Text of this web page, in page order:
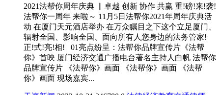
2021法帮你周年庆典 ▏卓越 创新 协作 共赢 重!磅!来!袭!
法帮你一周年 来啦～ 11月5日法帮你2021年周年庆典活
动 在厦门天元酒店举办 在万众瞩目之下这个立足厦门、
辐射全国、影响全国、面向所有人您身边的法务管家!
正!式!亮!相! 01亮点纷呈：法帮你品牌宣传片《法帮
你》首映 厦门经济交通广播电台著名主持人白帆 法帮你
品牌宣传片 《法帮你》画面 《法帮你》画面 《法帮
你》画面 现场嘉宾...